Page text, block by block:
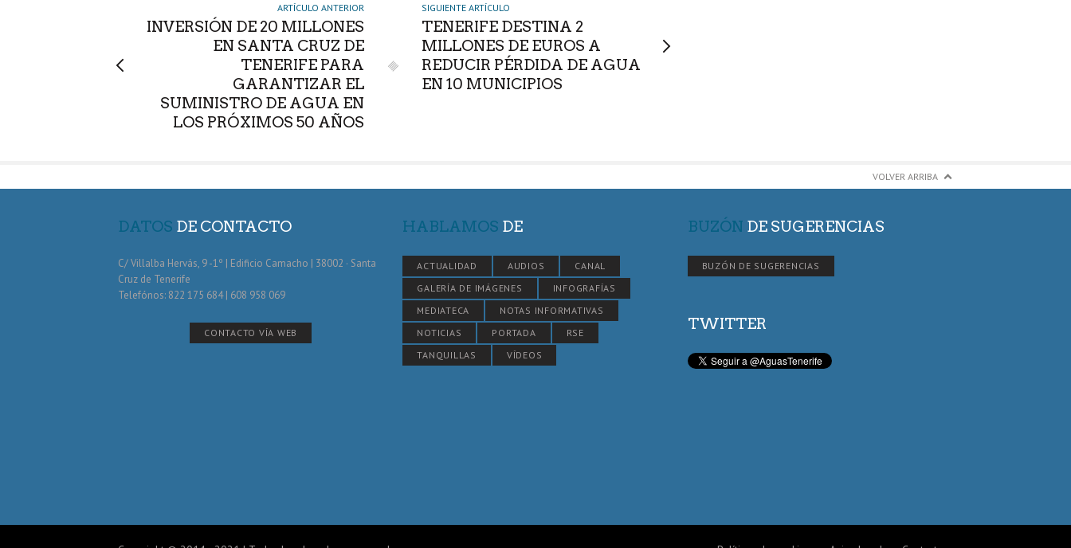
ARTÍCULO ANTERIOR
INVERSIÓN DE 20 MILLONES
EN SANTA CRUZ DE
TENERIFE PARA
GARANTIZAR EL
SUMINISTRO DE AGUA EN
LOS PRÓXIMOS 50 AÑOS
SIGUIENTE ARTÍCULO
TENERIFE DESTINA 2
MILLONES DE EUROS A
REDUCIR PÉRDIDA DE AGUA
EN 10 MUNICIPIOS
VOLVER ARRIBA
DATOS DE CONTACTO
C/ Villalba Hervás, 9 -1º | Edificio Camacho | 38002 · Santa
Cruz de Tenerife
Telefónos: 822 175 684 | 608 958 069
CONTACTO VÍA WEB
HABLAMOS DE
ACTUALIDAD AUDIOS
CANAL
GALERÍA DE IMÁGENES
INFOGRAFÍAS
MEDIATECA
NOTAS INFORMATIVAS
NOTICIAS
PORTADA
RSE
TANQUILLAS
VÍDEOS
BUZÓN DE SUGERENCIAS
BUZÓN DE SUGERENCIAS
TWITTER